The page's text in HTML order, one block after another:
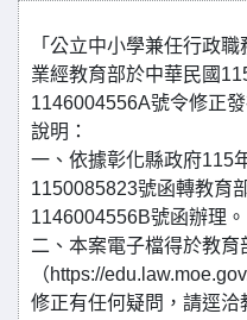
「公立中小學兼任行政
業經教育部於中華民國
1146004556A號令修正
說明：
一、依據彰化縣政府115
1150085823號函轉教育
1146004556B號函辦理。
二、本案電子檔得於教
（https://
修正有任何疑問，請逕